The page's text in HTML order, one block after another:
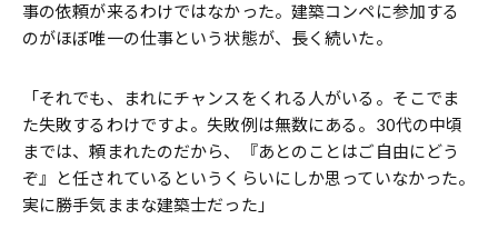
事の依頼が来るわけではなかった。建築コンペに参加する
のがほぼ唯一の仕事という状態が、長く続いた。
「それでも、まれにチャンスをくれる人がいる。そこでま
た失敗するわけですよ。失敗例は無数にある。30代の中頃
までは、頼まれたのだから、『あとのことはご自由にどう
ぞ』と任されているというくらいにしか思っていなかった。
実に勝手気ままな建築士だった」